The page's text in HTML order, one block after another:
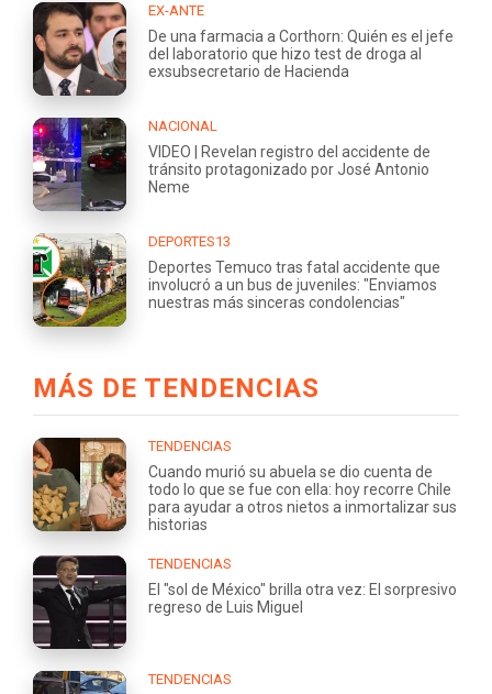
EX-ANTE
De una farmacia a Corthorn: Quién es el jefe
del laboratorio que hizo test de droga al
exsubsecretario de Hacienda
NACIONAL
VIDEO | Revelan registro del accidente de
tránsito protagonizado por José Antonio
Neme
DEPORTES13
Deportes Temuco tras fatal accidente que
involucró a un bus de juveniles: "Enviamos
nuestras más sinceras condolencias"
MÁS DE TENDENCIAS
TENDENCIAS
Cuando murió su abuela se dio cuenta de
todo lo que se fue con ella: hoy recorre Chile
para ayudar a otros nietos a inmortalizar sus
historias
TENDENCIAS
El "sol de México" brilla otra vez: El sorpresivo
regreso de Luis Miguel
TENDENCIAS